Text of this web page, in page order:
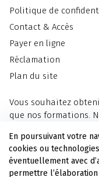
Politique de
Contact & Accès
Payer en ligne
Réclamation
Plan du site
Vous souhaitez
que nos formations.
Nous contacter
En poursuivant votre
cookies ou
éventuellement avec
permettre